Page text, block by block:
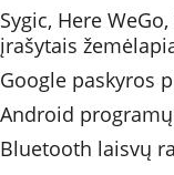
Sygic, Here
įrašytais
Google paskyros
Android
Bluetooth laisvų